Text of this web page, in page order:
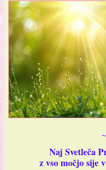
~
Naj Svetleča
z vso močjo sije